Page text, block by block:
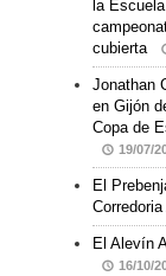
la
cubierta
Jonathan
en Gijón
Copa de
19/07/
El
Corredoria
El Alevín
16/10/